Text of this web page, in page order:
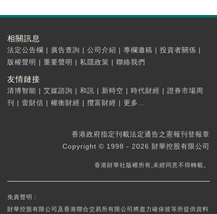
相關訊息
法定公告欄 | 廣告查詢 | 公司介紹 | 專欄邀稿 | 投資者關係 |
版權聲明 | 重要聲明 | 私隱政策 | 聯絡我們
友情鏈接
清博智能 | 艾媒諮詢 | 和訊 | 新時空 | 時代財經 | 證券市場周
刊
| 壹財信 | 權衡財經 | 攬富財經 | 更多...
香港政府指定刊載法定通告之憲報刊登報章
Copyright © 1998 - 2026 財華控股有限公司
香港財華社版權所有,未經同意不得轉載。
免責聲明：
財華控股有限公司及香港聯合交易所有限公司將盡力確保彼等所提供資料